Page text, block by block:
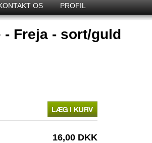
OS PROFIL
- Freja - sort/guld
16,00 DKK